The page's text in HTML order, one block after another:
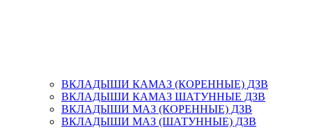
ВКЛАДЫШИ КАМАЗ (КОРЕННЫЕ) ДЗВ
ВКЛАДЫШИ КАМАЗ ШАТУННЫЕ ДЗВ
ВКЛАДЫШИ МАЗ (КОРЕННЫЕ) ДЗВ
ВКЛАДЫШИ МАЗ (ШАТУННЫЕ) ДЗВ